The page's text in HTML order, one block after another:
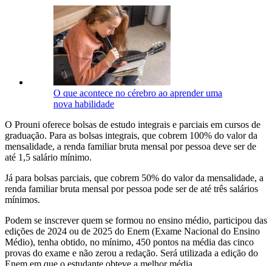
O que acontece no cérebro ao aprender uma
nova habilidade
O Prouni oferece bolsas de estudo integrais e parciais em cursos de
graduação. Para as bolsas integrais, que cobrem 100% do valor da
mensalidade, a renda familiar bruta mensal por pessoa deve ser de
até 1,5 salário mínimo.
Já para bolsas parciais, que cobrem 50% do valor da mensalidade, a
renda familiar bruta mensal por pessoa pode ser de até três salários
mínimos.
Podem se inscrever quem se formou no ensino médio, participou das
edições de 2024 ou de 2025 do Enem (Exame Nacional do Ensino
Médio), tenha obtido, no mínimo, 450 pontos na média das cinco
provas do exame e não zerou a redação. Será utilizada a edição do
Enem em que o estudante obteve a melhor média.